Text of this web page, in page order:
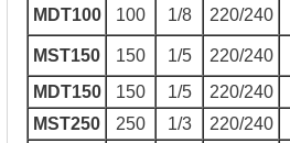
MDT100 100 1/8 220/240
MST150 150 1/5 220/240
MDT150
150 1/5 220/240
MST250
250 1/3 220/240